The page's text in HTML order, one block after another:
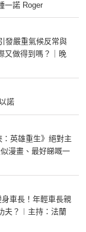
一諾 Roger
發嚴重氣候反常與
又做得到嗎？｜晚
諾
：英雄重生》絕對主
漫畫、最好睇嘅一
身車長！年輕車長親
夫？︱主持：法蘭